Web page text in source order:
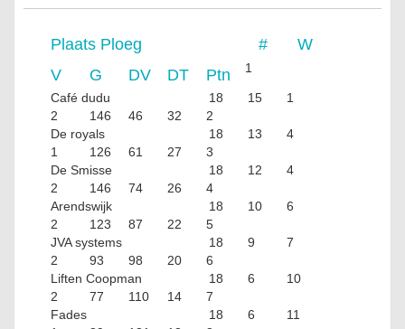
Plaats Ploeg #
W
V
G DV DT Ptn 1
Café dudu 18 15
1
2
146 46 32
2
De royals
18 13
4
1
126 61 27
3
De Smisse
18 12
4
2
146 74 26
4
Arendswijk
18 10
6
2
123 87 22
5
JVA systems
18 9
7
2
93 98 20
6
Liften Coopman
18 6
10
2
77 110 14
7
Fades
18 6
11